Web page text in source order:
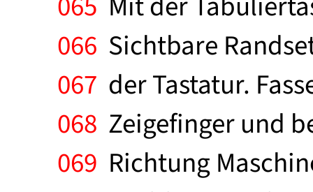
066 Sichtbare
067 der Tastatur.
068 Zeigefinger und
069 Richtung